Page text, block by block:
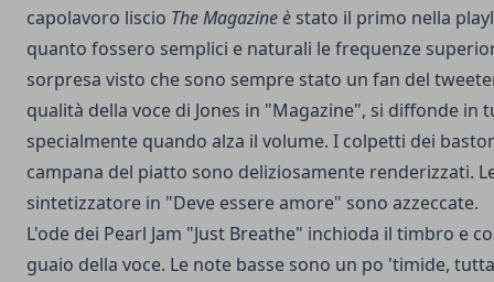
capolavoro liscio The Magazine è stato il primo nella
quanto fossero semplici e naturali le frequenze
sorpresa visto che sono sempre stato un fan del
qualità della voce di Jones in "Magazine", si diffonde in
specialmente quando alza il volume. I colpetti dei
campana del piatto sono deliziosamente renderizzati.
sintetizzatore in "Deve essere amore" sono azzeccate.
L'ode dei Pearl Jam "Just Breathe" inchioda il timbro e
guaio della voce. Le note basse sono un po 'timide,